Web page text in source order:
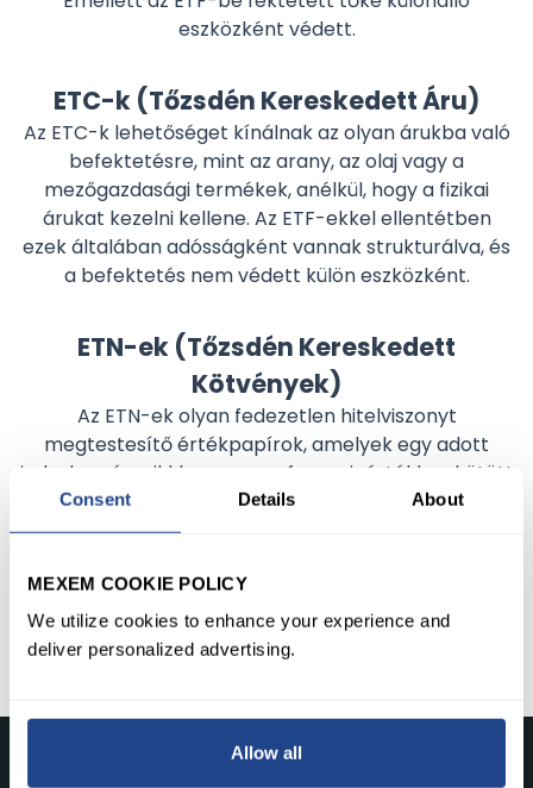
Consent Details About
MEXEM COOKIE POLICY
We utilize cookies to enhance your experience and
deliver personalized advertising.
Allow all
eszközként védett.
ETC-k (Tőzsdén Kereskedett Áru)
Az ETC-k lehetőséget kínálnak az olyan árukba való
befektetésre, mint az arany, az olaj vagy a
mezőgazdasági termékek, anélkül, hogy a fizikai
árukat kezelni kellene. Az ETF-ekkel ellentétben
ezek általában adósságként vannak strukturálva, és
a befektetés nem védett külön eszközként.
ETN-ek (Tőzsdén Kereskedett
Kötvények)
Az ETN-ek olyan fedezetlen hitelviszonyt
megtestesítő értékpapírok, amelyek egy adott
indexhez, árucikkhez vagy referenciaértékhez kötött
hozamot fizetnek. A kibocsátó hitelkockázatának
vannak kitéve, ami azt jelenti, hogy ha a kibocsátó
Görgess a tetejére